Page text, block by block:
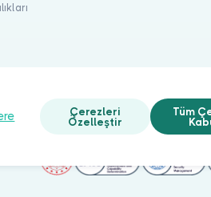
Çerezleri
Özelleştir
Tüm